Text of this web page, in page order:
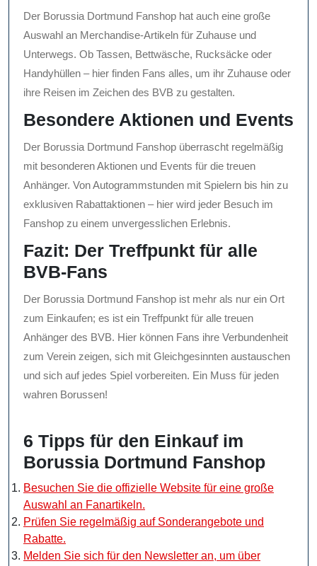
Der Borussia Dortmund Fanshop hat auch eine große
Auswahl an Merchandise-Artikeln für Zuhause und
Unterwegs. Ob Tassen, Bettwäsche, Rucksäcke oder
Handyhüllen – hier finden Fans alles, um ihr Zuhause oder
ihre Reisen im Zeichen des BVB zu gestalten.
Besondere Aktionen und Events
Der Borussia Dortmund Fanshop überrascht regelmäßig
mit besonderen Aktionen und Events für die treuen
Anhänger. Von Autogrammstunden mit Spielern bis hin zu
exklusiven Rabattaktionen – hier wird jeder Besuch im
Fanshop zu einem unvergesslichen Erlebnis.
Fazit: Der Treffpunkt für alle
BVB-Fans
Der Borussia Dortmund Fanshop ist mehr als nur ein Ort
zum Einkaufen; es ist ein Treffpunkt für alle treuen
Anhänger des BVB. Hier können Fans ihre Verbundenheit
zum Verein zeigen, sich mit Gleichgesinnten austauschen
und sich auf jedes Spiel vorbereiten. Ein Muss für jeden
wahren Borussen!
6 Tipps für den Einkauf im
Borussia Dortmund Fanshop
Besuchen Sie die offizielle Website für eine große
Auswahl an Fanartikeln.
Prüfen Sie regelmäßig auf Sonderangebote und
Rabatte.
Melden Sie sich für den Newsletter an, um über